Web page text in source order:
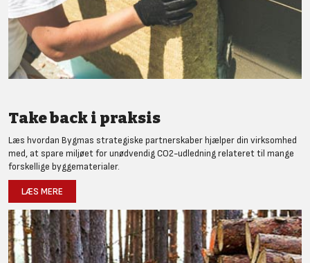
Take back i praksis
Læs hvordan Bygmas strategiske partnerskaber hjælper din virksomhed
med, at spare miljøet for unødvendig CO2-udledning relateret til mange
forskellige byggematerialer.
LÆS MERE